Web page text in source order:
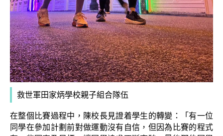
救世軍田家炳學校親子組合隊伍
在整個比賽過程中，陳校長見證着學生的轉變：「有一位
同學在參加計劃前對做運動沒有自信，但因為比賽的程式